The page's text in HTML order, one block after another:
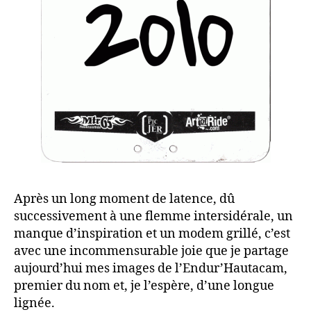
Après un long moment de latence, dû
successivement à une flemme intersidérale, un
manque d’inspiration et un modem grillé, c’est
avec une incommensurable joie que je partage
aujourd’hui mes images de l’Endur’Hautacam,
premier du nom et, je l’espère, d’une longue
lignée.